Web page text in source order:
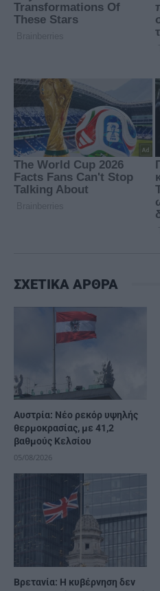
ΣΧΕΤΙΚΑ ΑΡΘΡΑ
Αυστρία: Νέο ρεκόρ υψηλής
θερμοκρασίας, με 41,2
βαθμούς Κελσίου
05/08/2026
Βρετανία: Η κυβέρνηση δεν